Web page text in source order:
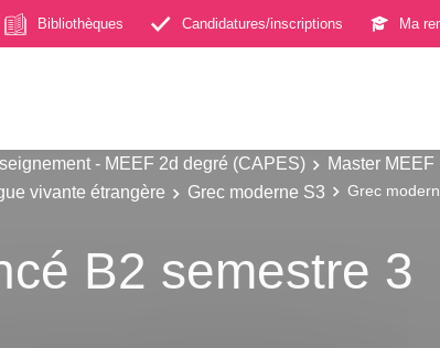
Bibliothèques Candidatures/inscriptions Ma
- MEEF 2d degré (CAPES)
Master
vivante étrangère Grec moderne S3 Grec
B2 semestre 3